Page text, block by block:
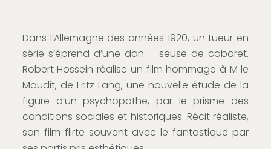
Dans l’Allemagne des années 1920, un tueur en
série s’éprend d’une dan – seuse de cabaret.
Robert Hossein réalise un film hommage à M le
Maudit, de Fritz Lang, une nouvelle étude de la
figure d’un psychopathe, par le prisme des
conditions sociales et historiques. Récit réaliste,
son film flirte souvent avec le fantastique par